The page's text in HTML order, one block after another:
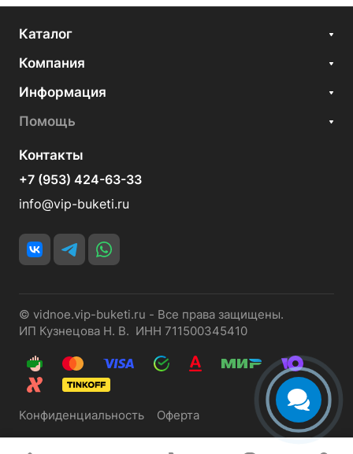
Каталог
Компания
Информация
Помощь
Контакты
+7 (953) 424-63-33
info@vip-buketi.ru
© vidnoe.vip-buketi.ru - Все права защищены.
ИП Кузнецова Н. В. ИНН 711500345410
Конфиденциальность Оферта